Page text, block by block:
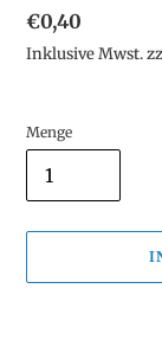
Normaler
Preis
€0,40
Inklusive Mwst.
Menge